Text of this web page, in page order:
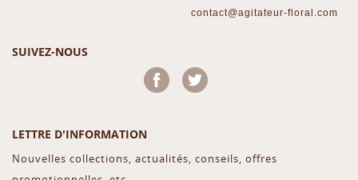
contact@agitateur-floral.com
SUIVEZ-NOUS
Facebook
LETTRE D'INFORMATION
Nouvelles collections, actualités, conseils, offres